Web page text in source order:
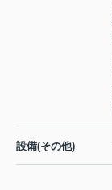
設備(その他)